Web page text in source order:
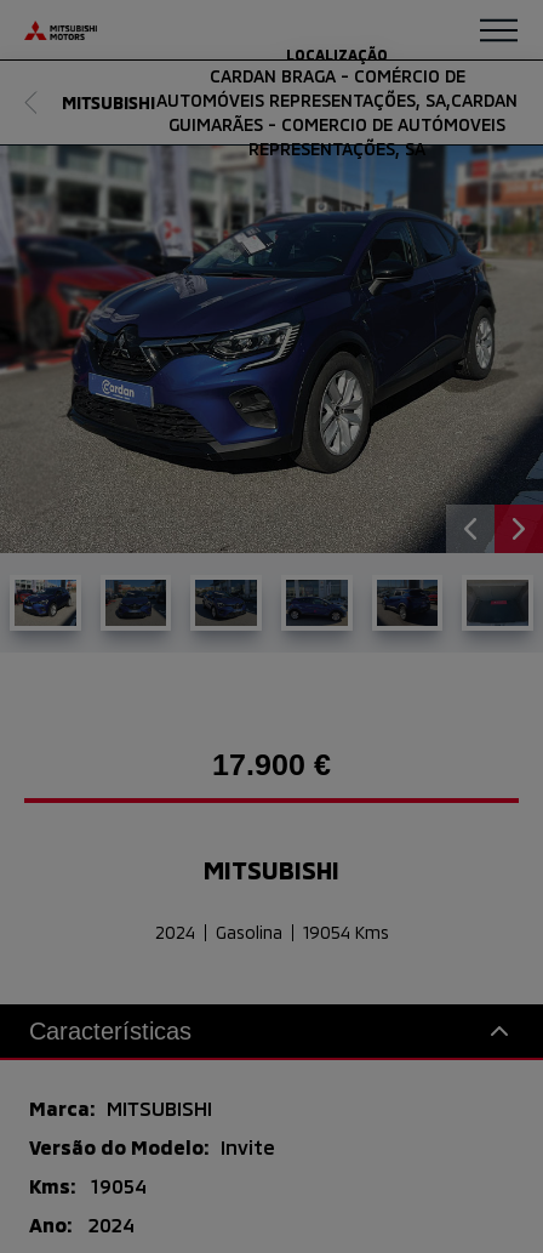
MITSUBISHI
LOCALIZAÇÃO
CARDAN BRAGA - COMÉRCIO DE
AUTOMÓVEIS REPRESENTAÇÕES, SA,CARDAN
GUIMARÃES - COMERCIO DE AUTÓMOVEIS
REPRESENTAÇÕES, SA
17.900 €
MITSUBISHI
2024 Gasolina 19054 Kms
Características
Marca: MITSUBISHI
Versão do Modelo: Invite
Kms:
19054
Ano:
2024